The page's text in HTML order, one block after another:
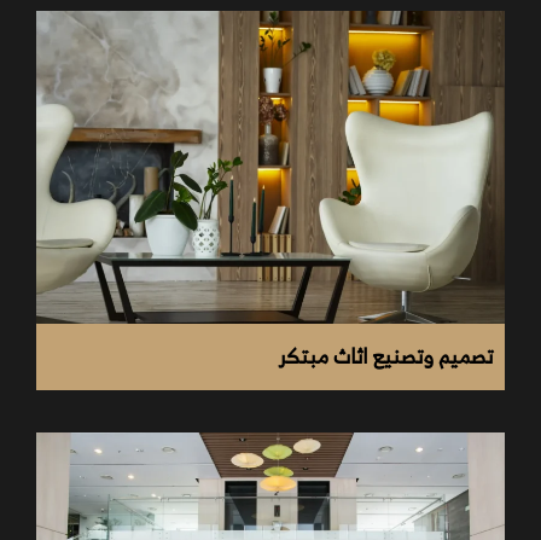
كافة المشاريع باحترافية عالية.
المصداقية والشفافية في تنفيذ وتكلفة التشطيبات
النهائية للفلل.
القدرة على الاستمرارية والتطوير الدائم لتقديم باقات
متنوعة من خدمات التصاميم والتشطيبات المبتكرة.
تحقيق رضا العملاء من خلال تقديم حلول تصاميم
وتشطيبات متكاملة.
تصميم وتصنيع اثاث مبتكر